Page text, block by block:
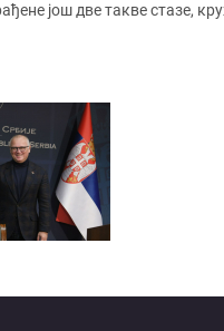
још две такве стазе,